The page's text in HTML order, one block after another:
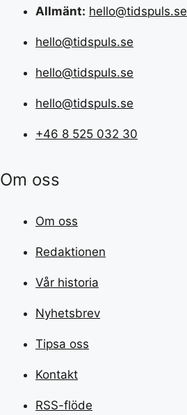
Allmänt: hello@tidspuls.se
hello@tidspuls.se
hello@tidspuls.se
hello@tidspuls.se
+46 8 525 032 30
Om oss
Om oss
Redaktionen
Vår historia
Nyhetsbrev
Tipsa oss
Kontakt
RSS-flöde